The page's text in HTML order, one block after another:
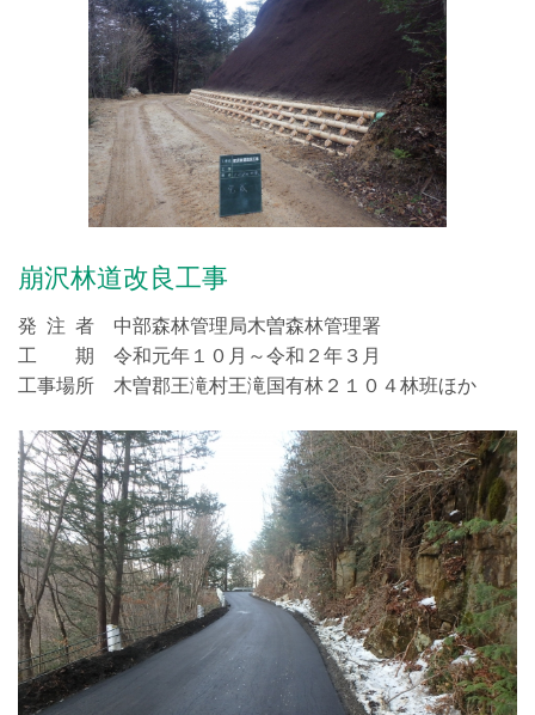
崩沢林道改良工事
発 注 者 中部森林管理局木曽森林管理署
工 期 令和元年１０月～令和２年３月
工事場所 木曽郡王滝村王滝国有林２１０４林班ほか